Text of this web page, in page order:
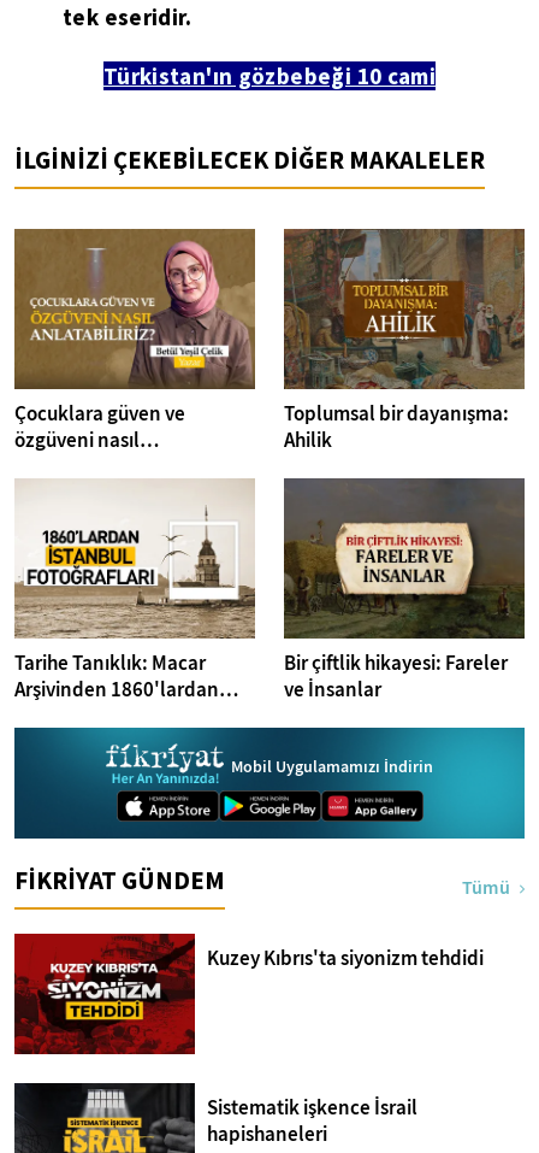
tek eseridir.
Türkistan'ın gözbebeği 10 cami
İLGİNİZİ ÇEKEBİLECEK DİĞER MAKALELER
Çocuklara güven ve
özgüveni nasıl
Toplumsal bir dayanışma:
Ahilik
Tarihe Tanıklık: Macar
Arşivinden 1860'lardan
Bir çiftlik hikayesi: Fareler
ve İnsanlar
Mobil Uygulamamızı İndirin
FİKRİYAT GÜNDEM Tümü
Kuzey Kıbrıs'ta siyonizm tehdidi
Sistematik işkence İsrail
hapishaneleri